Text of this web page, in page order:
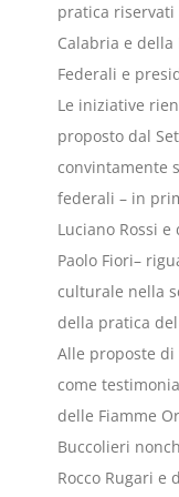
pratica riservati
Calabria e della
Federali e
Le iniziative
proposto dal
convintamente
federali – in
Luciano Rossi
Paolo Fiori–
culturale nella
della pratica
Alle proposte
come
delle Fiamme
Buccolieri
Rocco Rugari e